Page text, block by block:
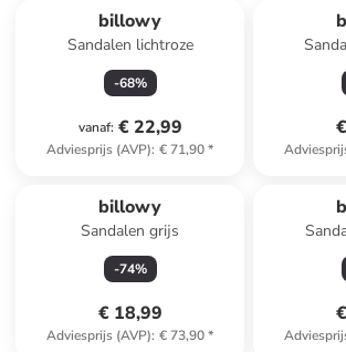
billowy
Sandalen lichtroze
-68%
vanaf: € 22,99
Adviesprijs (AVP): € 71,90*
billowy
Sandalen grijs
-74%
€ 18,99
Adviesprijs (AVP): € 73,90*